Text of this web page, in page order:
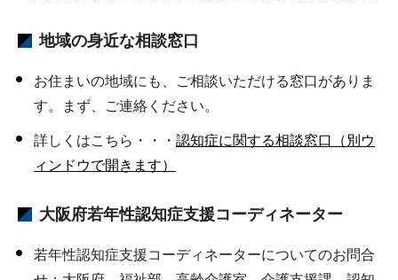
地域の身近な相談窓口
お住まいの地域にも、ご相談いただける窓口がありま
す。まず、ご連絡ください。
詳しくはこちら・・・ 認知症に関する相談窓口（別ウ
ィンドウで開きます）
大阪府若年性認知症支援コーディネーター
若年性認知症支援コーディネーターについてのお問合